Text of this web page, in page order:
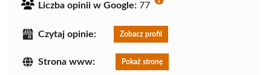
Liczba opinii w Google: 77
Czytaj opinie: Zobacz profil
Strona www: Pokaż stronę